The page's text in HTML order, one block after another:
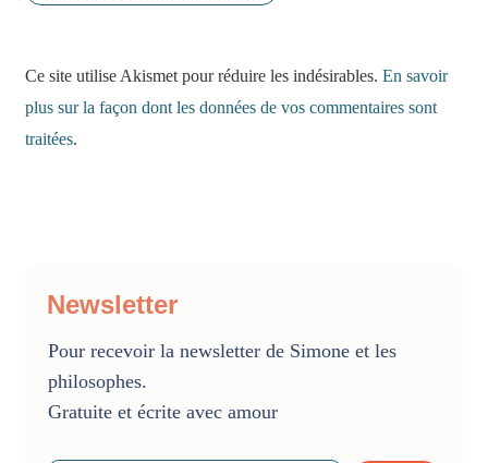
Ce site utilise Akismet pour réduire les indésirables. En savoir
plus sur la façon dont les données de vos commentaires sont
traitées.
Newsletter
Pour recevoir la newsletter de Simone et les
philosophes.
Gratuite et écrite avec amour